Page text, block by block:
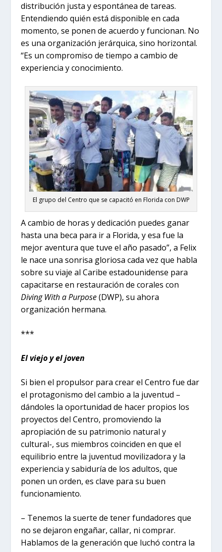
distribución justa y espontánea de tareas.
Entendiendo quién está disponible en cada
momento, se ponen de acuerdo y funcionan. No
es una organización jerárquica, sino horizontal.
“Es un compromiso de tiempo a cambio de
experiencia y conocimiento.
El grupo del Centro que se capacitó en Florida con DWP
A cambio de horas y dedicación puedes ganar
hasta una beca para ir a Florida, y esa fue la
mejor aventura que tuve el año pasado”, a Felix
le nace una sonrisa gloriosa cada vez que habla
sobre su viaje al Caribe estadounidense para
capacitarse en restauración de corales con
Diving With a Purpose(DWP), su ahora
organización hermana.
***
El viejo y el joven
Si bien el propulsor para crear el Centro fue dar
el protagonismo del cambio a la juventud –
dándoles la oportunidad de hacer propios los
proyectos del Centro, promoviendo la
apropiación de su patrimonio natural y
cultural-, sus miembros coinciden en que el
equilibrio entre la juventud movilizadora y la
experiencia y sabiduría de los adultos, que
ponen un orden, es clave para su buen
funcionamiento.
– Tenemos la suerte de tener fundadores que
no se dejaron engañar, callar, ni comprar.
Hablamos de la generación que luchó contra la